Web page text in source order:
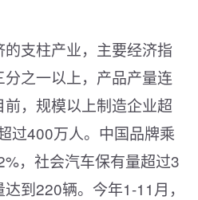
支柱产业，主要经济指
之一以上，产品产量连
，规模以上制造企业超
过400万人。中国品牌乘
，社会汽车保有量超过3
到220辆。今年1-11月，